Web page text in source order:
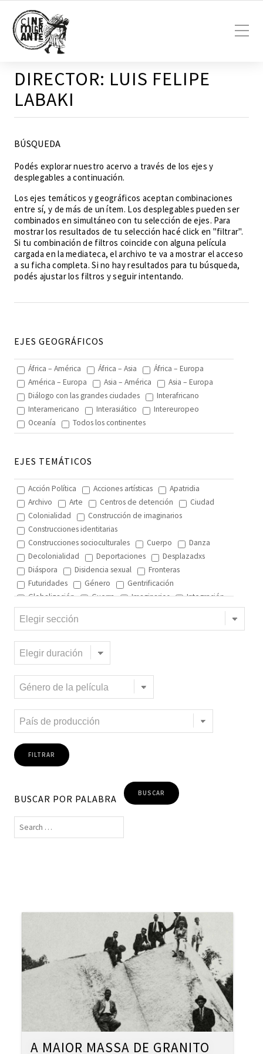
DIRECTOR: LUIS FELIPE
LABAKI
BÚSQUEDA
Podés explorar nuestro acervo a través de los ejes y
desplegables a continuación.
Los ejes temáticos y geográficos aceptan combinaciones
entre sí, y de más de un ítem. Los desplegables pueden ser
combinados en simultáneo con tu selección de ejes. Para
mostrar los resultados de tu selección hacé click en "filtrar".
Si tu combinación de filtros coincide con alguna película
cargada en la mediateca, el archivo te va a mostrar el acceso
a su ficha completa. Si no hay resultados para tu búsqueda,
podés ajustar los filtros y seguir intentando.
EJES GEOGRÁFICOS
África – América África – Asia
África – Europa
América – Europa
Asia – América
Asia – Europa
Diálogo con las grandes ciudades
Interafricano
Interamericano
Interasiático
Intereuropeo
Oceanía
Todos los continentes
EJES TEMÁTICOS
Acción Política Acciones artísticas
Apatridia
Archivo
Arte Centros de detención
Ciudad
Colonialidad
Construcción de imaginarios
Construcciones identitarias
Construcciones socioculturales
Cuerpo
Danza
Decolonialidad
Deportaciones
Desplazadxs
Diáspora
Disidencia sexual
Fronteras
Futuridades
Género
Gentrificación
Globalización
Guerra Imaginarios
Integración
Interculturalidad
Interculturalidad en el arte
Interculturalidad en la música
Migración y DD.HH
Migración y globalización
Migración y Pueblos originarios
Migración y recursos naturales
Migración y salud
Movimiento
Mujeres
Niñez
Otredad
Pueblos Originarios
Racialidad
Refugiadxs y solicitantes de asilo
BUSCAR POR PALABRA
A MAIOR MASSA DE GRANITO